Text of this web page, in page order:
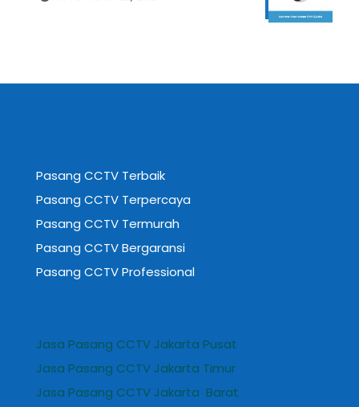
Pasang CCTV Terbaik
Pasang CCTV Terpercaya
Pasang CCTV Termurah
Pasang CCTV Bergaransi
Pasang CCTV Professional
Jasa Pasang CCTV Jakarta Pusat
Jasa Pasang CCTV Jakarta Timur
Jasa Pasang CCTV Jakarta Barat